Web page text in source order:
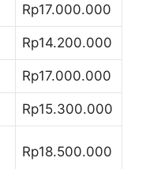
Rp17.000.000
Rp14.200.000
Rp17.000.000
Rp15.300.000
Rp18.500.000